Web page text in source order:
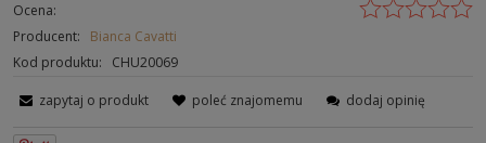
Ocena:
Producent:
Bianca Cavatti
Kod produktu:
CHU20069
zapytaj o produkt poleć znajomemu dodaj opinię